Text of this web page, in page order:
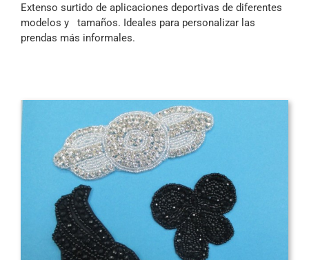
Extenso surtido de aplicaciones deportivas de diferentes
modelos y tamaños. Ideales para personalizar las
prendas más informales.